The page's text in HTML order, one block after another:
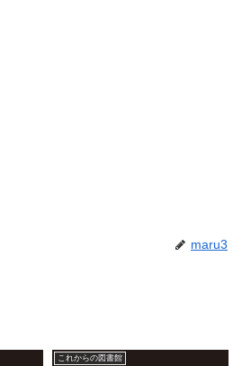
maru3
これからの図書館